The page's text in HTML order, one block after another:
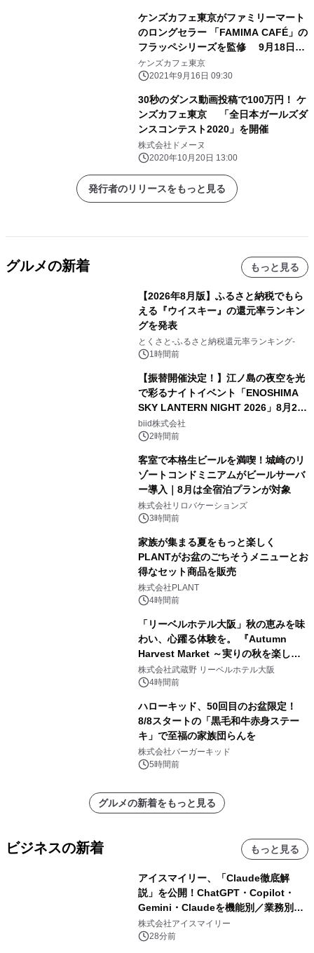
ケンズカフェ東京がファミリーマート
のロングセラー 「FAMIMA CAFÉ」の
フラッペシリーズを監修 9月18日
『ケンズカフェ東京監修 濃厚チョコレ
ートフラッペ』を 数量限定で発売
ケンズカフェ東京
2021年9月16日 09:30
30秒のダンス動画投稿で100万円！ ケ
ンズカフェ東京 「全日本ガールズダ
ンスコンテスト2020」を開催
株式会社ドメーヌ
2020年10月20日 13:00
発行者のリリースをもっと見る
グルメの新着 もっと見る
【2026年8月版】ふるさと納税でもら
える『ウイスキー』の還元率ランキン
グを発表
とくさと-ふるさと納税還元率ランキング-
1時間前
【振替開催決定！】江ノ島の夜空を光
で彩るナイトイベント「ENOSHIMA
SKY LANTERN NIGHT 2026」8月22
日(土)振替開催＆受付スタート！
biid株式会社
2時間前
客室で本格生ビールを満喫！城崎のリ
ゾートコンドミニアムがビールサーバ
ー導入｜8月は全宿泊プランが対象
株式会社リロバケーションズ
3時間前
家族が集まる夏をもっと楽しく
PLANTがお盆のごちそうメニューとお
得なセット商品を販売
株式会社PLANT
4時間前
「リーベルホテル大阪」秋の恵みを味
わい、心躍る体験を。 『Autumn
Harvest Market ～実りの秋を楽しむ
ディナー&スイーツビュッフェ～』を9
月18日より開催！
株式会社武蔵野 リーベルホテル大阪
4時間前
ハローキッド、50回目のお盆限定！
8/8スタートの「黒毛和牛赤身ステー
キ」で至福の家族団らんを
株式会社バーガーキッド
5時間前
グルメの新着をもっと見る
ビジネスの新着 もっと見る
アイスマイリー、「Claude徹底解
説」を公開！ChatGPT・Copilot・
Gemini・Claudeを機能別／業務別に
比較―自社に合う生成AIの選び方がわ
かる実践ガイド
株式会社アイスマイリー
28分前